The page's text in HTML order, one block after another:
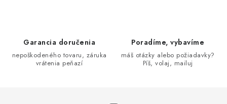
Garancia doručenia
nepoškodeného tovaru, záruka
vrátenia peňazí
Poradíme, vybavíme
máš otázky alebo požiadavky?
Píš, volaj, mailuj